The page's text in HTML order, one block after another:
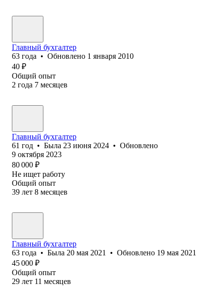
Главный бухгалтер
63 года • Обновлено 1 января 2010
40 ₽
Общий опыт
2 года 7 месяцев
Главный бухгалтер
61 год • Была 23 июня 2024 • Обновлено
9 октября 2023
80 000 ₽
Не ищет работу
Общий опыт
39 лет 8 месяцев
Главный бухгалтер
63 года • Была 20 мая 2021 • Обновлено 19 мая 2021
45 000 ₽
Общий опыт
29 лет 11 месяцев